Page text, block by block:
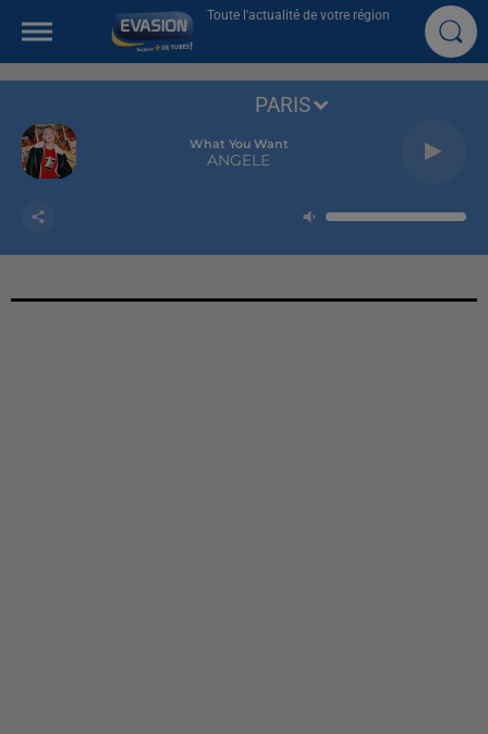
Toute l'actualité de votre région
What You Want
ANGELE
PARIS